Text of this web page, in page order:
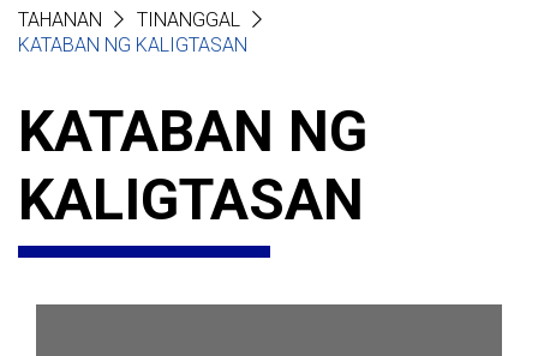
TAHANAN
TINANGGAL
KATABAN NG KALIGTASAN
KATABAN NG
KALIGTASAN